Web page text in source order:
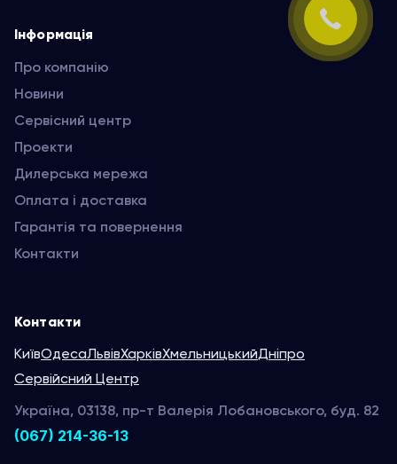
Інформація
Про компанію
Новини
Сервісний центр
Проекти
Дилерська мережа
Оплата і доставка
Гарантія та повернення
Контакти
Контакти
КиївОдесаЛьвівХарківХмельницькийДніпро
Сервійсний Центр
Україна, 03138, пр-т Валерія Лобановського, буд. 82
(067) 214-36-13